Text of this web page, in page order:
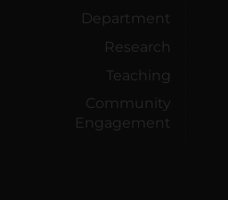
Department
Research
Teaching
Community
Engagement